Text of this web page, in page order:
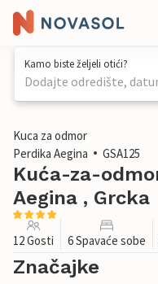
Kamo biste željeli otići?
Dodajte odredište,
1 / 32
Kuca za odmor
Perdika Aegina
GSA125
Kuća-za-
Aegina , Grcka
12 Gosti 6 Spavaće sobe
Značajke